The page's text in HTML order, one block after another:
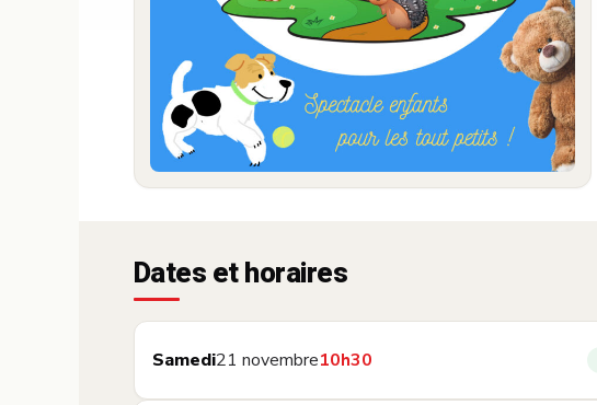
Dates et horaires
Samedi21 novembre10h30